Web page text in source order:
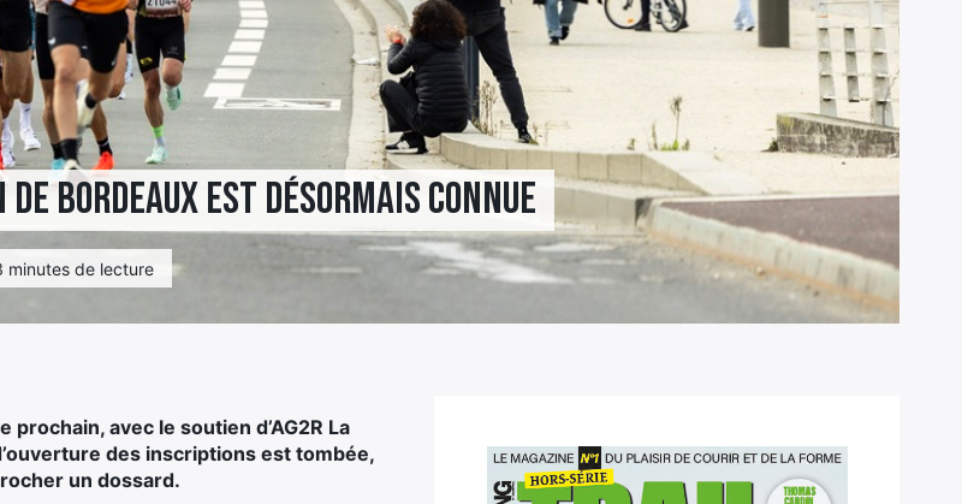
Bordeaux est désormais connue
minutes de lecture
avec le soutien d’AG2R La
des inscriptions est tombée,
un dossard.